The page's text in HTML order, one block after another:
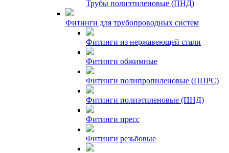
Трубы полиэтиленовые (ПНД)
Фитинги для трубопроводных систем
Фитинги из нержавеющей стали
Фитинги обжимные
Фитинги полипропиленовые (ППРС)
Фитинги полиэтиленовые (ПНД)
Фитинги пресс
Фитинги резьбовые